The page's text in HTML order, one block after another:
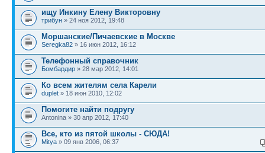
ищу Инкину Елену Викторовну
трибун » 24 ноя 2012, 19:48
Моршанские/Пичаевские в Москве
Seregka82 » 16 июн 2012, 16:12
Телефонный справочник
Бомбардир » 28 мар 2012, 14:01
Ко всем жителям села Карели
duplet » 18 июн 2010, 12:02
Помогите найти подругу
Antonina » 30 апр 2012, 17:40
Все, кто из пятой школы - СЮДА!
Mitya » 09 янв 2006, 06:37